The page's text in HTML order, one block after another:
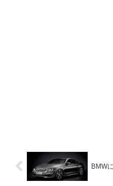
BMW